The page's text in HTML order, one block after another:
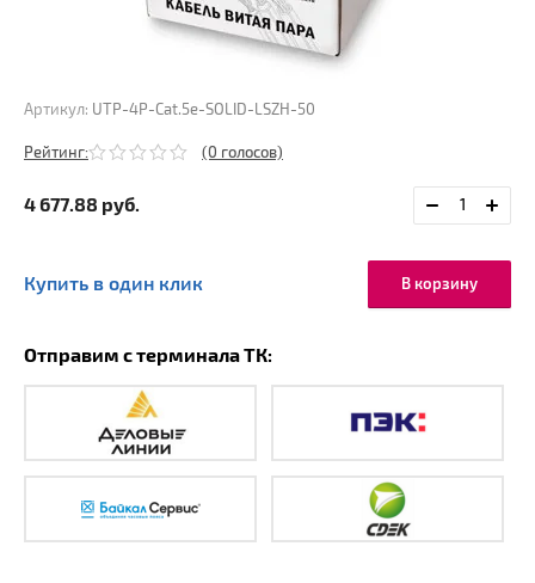
Артикул: UTP-4P-Cat.5e-SOLID-LSZH-50
Рейтинг: (0 голосов)
4 677.88 руб.
Купить в один клик В корзину
Отправим с терминала ТК: